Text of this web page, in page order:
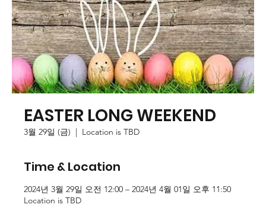
EASTER LONG WEEKEND
3월 29일 (금)
  |
Location is TBD
Time & Location
2024년 3월 29일 오전 12:00 – 2024년 4월 01일 오후 11:50
Location is TBD